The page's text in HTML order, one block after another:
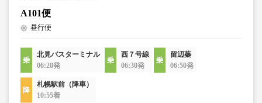
A101便
昼行便
北見バスターミナル
06:20発
西７号線
06:30発
留辺蘂
06:50発
札幌駅前（降車）
10:55着